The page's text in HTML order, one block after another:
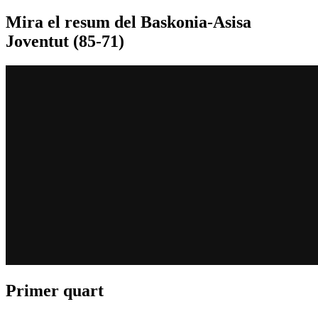
Mira el resum del Baskonia-Asisa
Joventut (85-71)
Primer quart